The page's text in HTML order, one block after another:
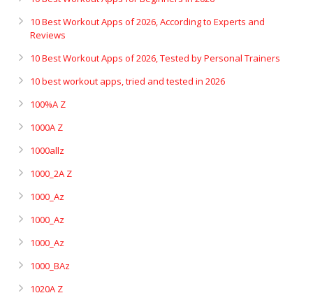
10 Best Workout Apps of 2026, According to Experts and
Reviews
10 Best Workout Apps of 2026, Tested by Personal Trainers
10 best workout apps, tried and tested in 2026
100%A Z
1000A Z
1000allz
1000_2A Z
1000_Az
1000_Az
1000_Az
1000_BAz
1020A Z